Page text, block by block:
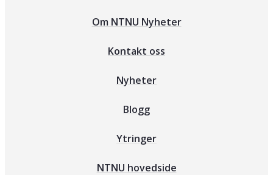
Om NTNU Nyheter
Kontakt oss
Nyheter
Blogg
Ytringer
NTNU hovedside